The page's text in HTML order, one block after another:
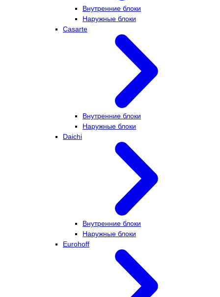
Внутренние блоки
Наружные блоки
Casarte
Внутренние блоки
Наружные блоки
Daichi
Внутренние блоки
Наружные блоки
Eurohoff